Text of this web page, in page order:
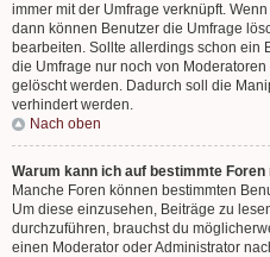
immer mit der Umfrage verknüpft.
dann können Benutzer die Umfrage
bearbeiten. Sollte allerdings schon ein
die Umfrage nur noch von
gelöscht werden. Dadurch soll die
verhindert werden.
Nach oben
Warum kann ich auf bestimmte
Manche Foren können bestimmten
Um diese einzusehen, Beiträge zu
durchzuführen, brauchst du
einen Moderator oder Administrator